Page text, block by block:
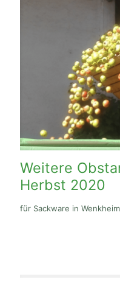
Weitere
Herbst 2020
für Sackware in